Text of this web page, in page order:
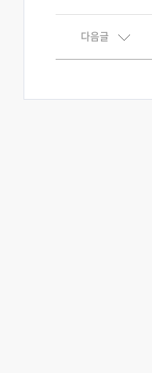
다음글